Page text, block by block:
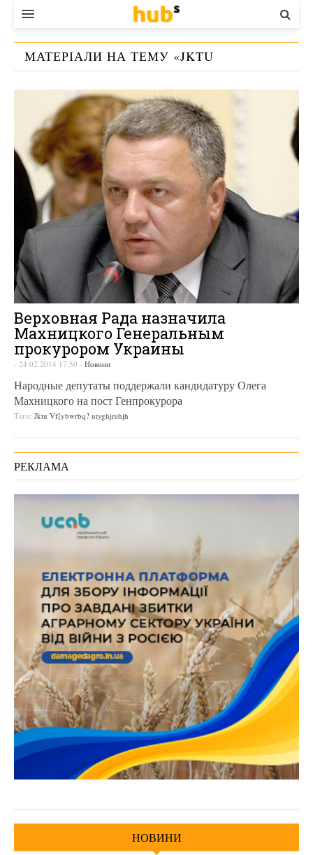
ВЛАДА
ЕКОНОМІКА
БІЗНЕС
СТАРТЕР
КОНТАКТИ
МАТЕРІАЛИ НА ТЕМУ «JKTU
Верховная Рада назначила
Махницкого Генеральным
прокурором Украины
- 24.02.2014 17:50 - Новини
Народные депутаты поддержали кандидатуру Олега
Махницкого на пост Генпрокурора
Теги: Jktu Vf[ybwrbq? utyghjrehjh
РЕКЛАМА
НОВИНИ